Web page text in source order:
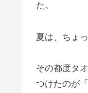
た。
夏は、ちょ
その都度タ
つけたのが